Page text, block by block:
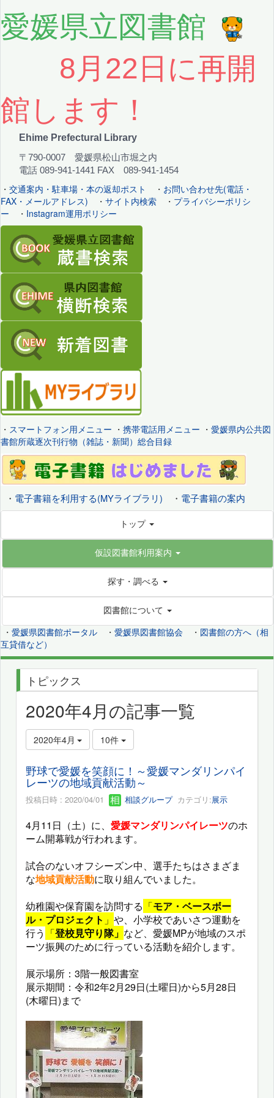
愛媛県立図書館
8月22日に再開
館します！
Ehime Prefectural Library
〒790-0007 愛媛県松山市堀之内
電話 089-941-1441 FAX 089-941-1454
・ 交通案内・駐車場・本の返却ポスト ・ お問い合わせ先(電話・
FAX・メールアドレス) ・ サイト内検索 ・ プライバシーポリシ
ー ・ Instagram運用ポリシー
・ スマートフォン用メニュー ・ 携帯電話用メニュー ・ 愛媛県内公共図
書館所蔵逐次刊行物（雑誌・新聞）総合目録
・ 電子書籍を利用する(MYライブラリ) ・ 電子書籍の案内
トップ
仮設図書館利用案内
探す・調べる
図書館について
・ 愛媛県図書館ポータル ・ 愛媛県図書館協会 ・ 図書館の方へ（相
互貸借など）
トピックス
2020年4月の記事一覧
2020年4月 10件
野球で愛媛を笑顔に！～愛媛マンダリンパイ
レーツの地域貢献活動～
投稿日時 : 2020/04/01 相談グループカテゴリ:展示
4月11日（土）に、 愛媛マンダリンパイレーツのホ
ーム開幕戦が行われます。
試合のないオフシーズン中、選手たちはさまざま
な地域貢献活動に取り組んでいました。
幼稚園や保育園を訪問する 「モア・ベースボー
ル・プロジェクト 」 や、 小学校であいさつ運動を
行う 「登校見守り隊」 など、 愛媛MPが地域のスポ
ーツ振興のために行っている活動を紹介します。
展示場所：3階一般図書室
展示期間：令和2年2月29日(土曜日)から5月28日
(木曜日)まで